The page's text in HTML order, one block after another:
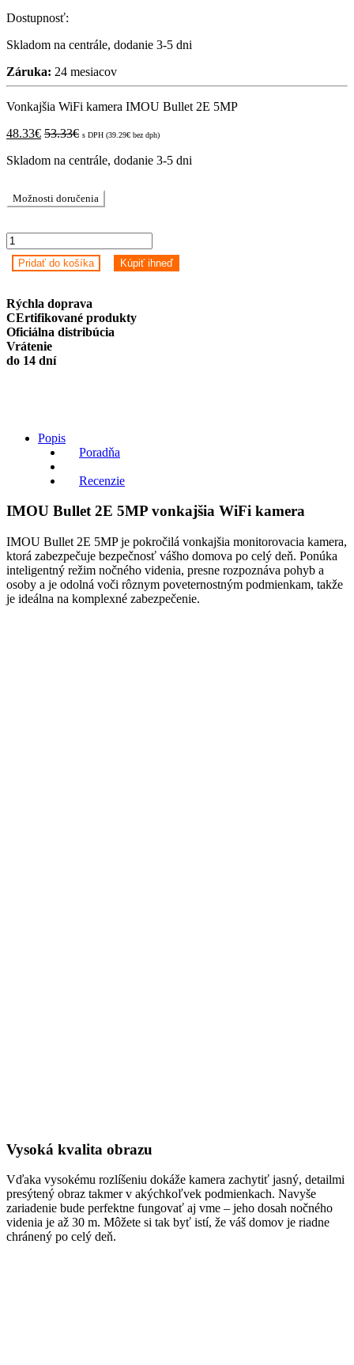
Dostupnosť:
Skladom na centrále, dodanie 3-5 dni
Záruka: 24 mesiacov
Vonkajšia WiFi kamera IMOU Bullet 2E 5MP
48.33€ 53.33€ s DPH (39.29€ bez dph)
Skladom na centrále, dodanie 3-5 dni
Možnosti doručenia
Vonkajšia
WiFi
kamera
2E
5MP
quantity
Pridať do košíka Kúpiť ihneď
Rýchla doprava
CErtifikované produkty
Oficiálna distribúcia
Vrátenie
do 14 dní
Popis
Poradňa
Recenzie
IMOU Bullet 2E 5MP vonkajšia WiFi kamera
IMOU Bullet 2E 5MP je pokročilá vonkajšia monitorovacia kamera,
ktorá zabezpečuje bezpečnosť vášho domova po celý deň. Ponúka
inteligentný režim nočného videnia, presne rozpoznáva pohyb a
osoby a je odolná voči rôznym poveternostným podmienkam, takže
je ideálna na komplexné zabezpečenie.
Vysoká kvalita obrazu
Vďaka vysokému rozlíšeniu dokáže kamera zachytiť jasný, detailmi
presýtený obraz takmer v akýchkoľvek podmienkach. Navyše
zariadenie bude perfektne fungovať aj vme – jeho dosah nočného
videnia je až 30 m. Môžete si tak byť istí, že váš domov je riadne
chránený po celý deň.